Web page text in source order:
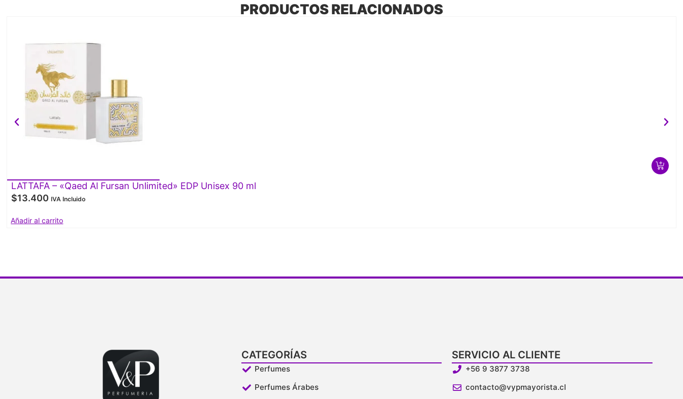
PRODUCTOS RELACIONADOS
LATTAFA – «Qaed Al Fursan Unlimited» EDP Unisex 90 ml
$13.400 IVA Incluido
Añadir al carrito
CATEGORÍAS
Perfumes
Perfumes Árabes
SERVICIO AL CLIENTE
+56 9 3877 3738
contacto@vypmayorista.cl